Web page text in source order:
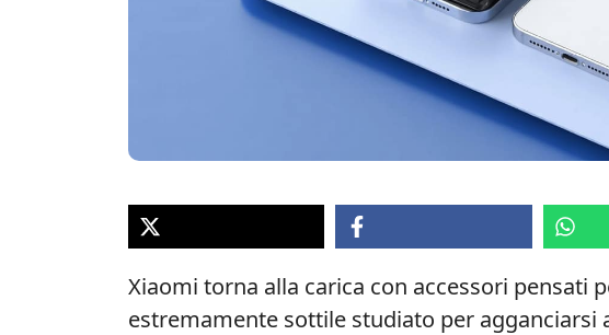
Xiaomi torna alla carica con accessori pensati
estremamente sottile studiato per agganciarsi